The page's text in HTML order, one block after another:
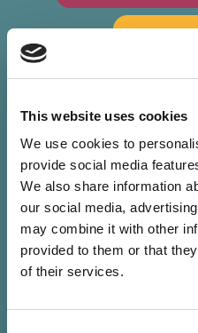
This website uses cookies
We use cookies to
provide social media
We also share information
our social media,
may combine it with other
provided to them or that
of their services.
Workshop, előadások